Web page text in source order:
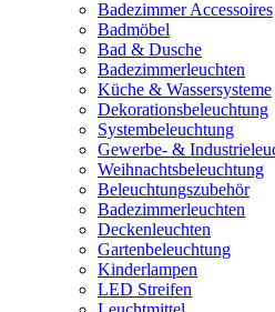
Badezimmer Accessoires
Badmöbel
Bad & Dusche
Badezimmerleuchten
Küche & Wassersysteme
Dekorationsbeleuchtung
Systembeleuchtung
Gewerbe- &
Weihnachtsbeleuchtung
Beleuchtungszubehör
Badezimmerleuchten
Deckenleuchten
Gartenbeleuchtung
Kinderlampen
LED Streifen